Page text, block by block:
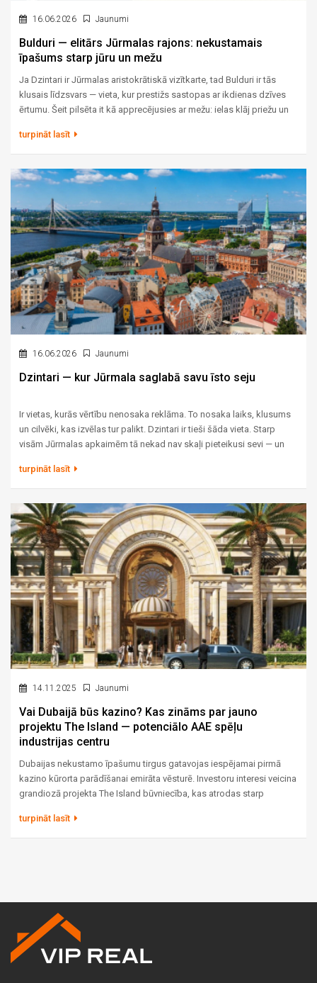
16.06.2026 Jaunumi
Bulduri — elitārs Jūrmalas rajons: nekustamais
īpašums starp jūru un mežu
Ja Dzintari ir Jūrmalas aristokrātiskā vizītkarte, tad Bulduri ir tās
klusais līdzsvars — vieta, kur prestižs sastopas ar ikdienas dzīves
ērtumu. Šeit pilsēta it kā apprecējusies ar mežu: ielas klāj priežu un
Tieši šī kombinācija — daba, telpa un visa nepieciešamā
infrastruktūra vienuviet — padara Buldurus par vienu no
pievilcīgākajiem rajoniem ģimenēm, kuras meklē ne tikai īpašumu,
bet vidi, kurā augt paaudzēm.
turpināt lasīt
16.06.2026 Jaunumi
Dzintari — kur Jūrmala saglabā savu īsto seju
Ir vietas, kurās vērtību nenosaka reklāma. To nosaka laiks, klusums
un cilvēki, kas izvēlas tur palikt. Dzintari ir tieši šāda vieta. Starp
visām Jūrmalas apkaimēm tā nekad nav skaļi pieteikusi sevi — un
mežs sniedzas līdz baltajām kāpām, vēsturiskās villas stāv tajos
pašos zemesgabalos, kur tās uzceltas pirms simts gadiem, un rīta
klusumu pārtrauc vienīgi jūra. Šis raksts ir par to, kas padara
Dzintarus par adresi, kuru izvēlas tie, kam ir iespēja izvēlēties brīvi.
turpināt lasīt
14.11.2025 Jaunumi
Vai Dubaijā būs kazino? Kas zināms par jauno
projektu The Island — potenciālo AAE spēļu
industrijas centru
Dubaijas nekustamo īpašumu tirgus gatavojas iespējamai pirmā
kazino kūrorta parādīšanai emirāta vēsturē. Investoru interesi veicina
grandiozā projekta The Island būvniecība, kas atrodas starp
pagaidām nav oficiāli apstiprinājusi azartspēļu licences
izsniegšanu, faktoru kopums padara šo projektu par vienu no
turpināt lasīt